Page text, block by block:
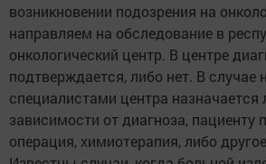
возникновении подозрения на
направляем на обследование в
онкологический центр. В центре
подтверждается, либо нет. В случае
специалистами центра назначается
зависимости от диагноза, пациенту
операция, химиотерапия, либо